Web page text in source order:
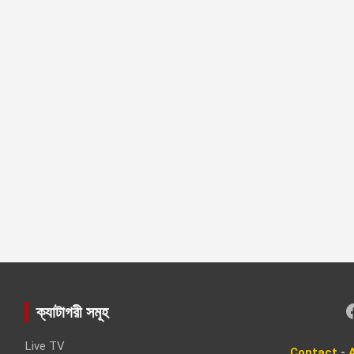
ক্যাটাগরী সমূহ
Live TV